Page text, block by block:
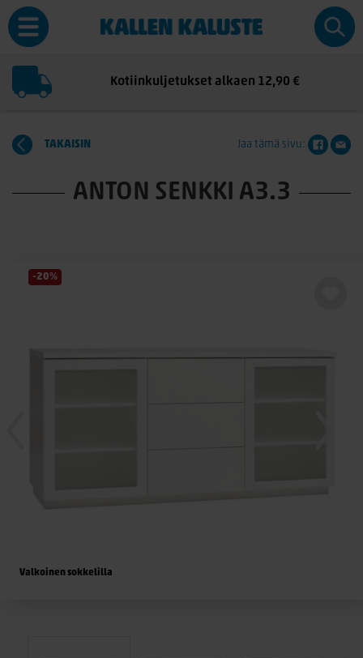
Kotiinkuljetukset alkaen 12,90 €
TAKAISIN Jaa tämä sivu:
ANTON SENKKI A3.3
-20%
Valkoinen sokkelilla